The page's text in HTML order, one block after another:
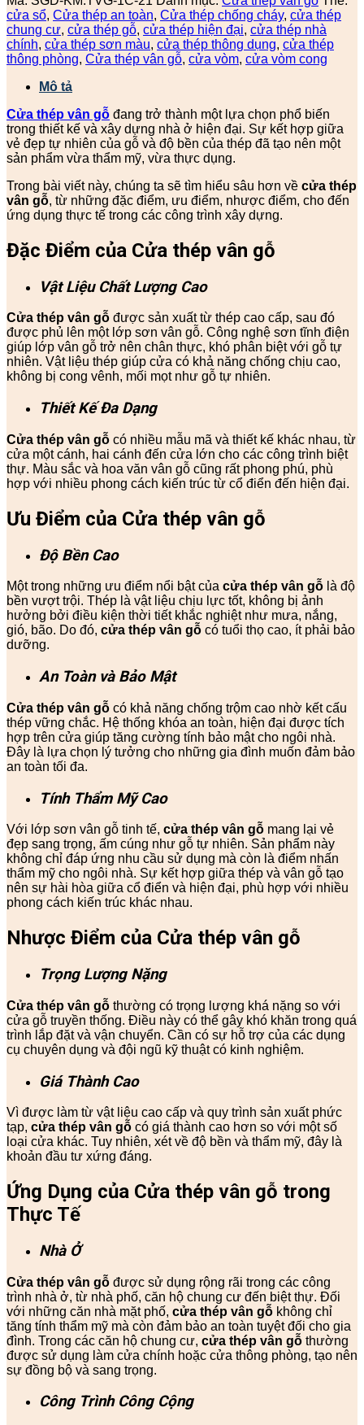
cửa sổ, Cửa thép an toàn, Cửa thép chống cháy, cửa thép
chung cư, cửa thép gỗ, cửa thép hiện đại, cửa thép nhà
chính, cửa thép sơn màu, cửa thép thông dụng, cửa thép
thông phòng, Cửa thép vân gỗ, cửa vòm, cửa vòm cong
Mô tả
Cửa thép vân gỗ đang trở thành một lựa chọn phổ biến
trong thiết kế và xây dựng nhà ở hiện đại. Sự kết hợp giữa
vẻ đẹp tự nhiên của gỗ và độ bền của thép đã tạo nên một
sản phẩm vừa thẩm mỹ, vừa thực dụng.
Trong bài viết này, chúng ta sẽ tìm hiểu sâu hơn về cửa thép
vân gỗ, từ những đặc điểm, ưu điểm, nhược điểm, cho đến
ứng dụng thực tế trong các công trình xây dựng.
Đặc Điểm của Cửa thép vân gỗ
Vật Liệu Chất Lượng Cao
Cửa thép vân gỗ được sản xuất từ thép cao cấp, sau đó
được phủ lên một lớp sơn vân gỗ. Công nghệ sơn tĩnh điện
giúp lớp vân gỗ trở nên chân thực, khó phân biệt với gỗ tự
nhiên. Vật liệu thép giúp cửa có khả năng chống chịu cao,
không bị cong vênh, mối mọt như gỗ tự nhiên.
Thiết Kế Đa Dạng
Cửa thép vân gỗ có nhiều mẫu mã và thiết kế khác nhau, từ
cửa một cánh, hai cánh đến cửa lớn cho các công trình biệt
thự. Màu sắc và hoa văn vân gỗ cũng rất phong phú, phù
hợp với nhiều phong cách kiến trúc từ cổ điển đến hiện đại.
Ưu Điểm của Cửa thép vân gỗ
Độ Bền Cao
Một trong những ưu điểm nổi bật của cửa thép vân gỗ là độ
bền vượt trội. Thép là vật liệu chịu lực tốt, không bị ảnh
hưởng bởi điều kiện thời tiết khắc nghiệt như mưa, nắng,
gió, bão. Do đó, cửa thép vân gỗ có tuổi thọ cao, ít phải bảo
dưỡng.
An Toàn và Bảo Mật
Cửa thép vân gỗ có khả năng chống trộm cao nhờ kết cấu
thép vững chắc. Hệ thống khóa an toàn, hiện đại được tích
hợp trên cửa giúp tăng cường tính bảo mật cho ngôi nhà.
Đây là lựa chọn lý tưởng cho những gia đình muốn đảm bảo
an toàn tối đa.
Tính Thẩm Mỹ Cao
Với lớp sơn vân gỗ tinh tế, cửa thép vân gỗ mang lại vẻ
đẹp sang trọng, ấm cúng như gỗ tự nhiên. Sản phẩm này
không chỉ đáp ứng nhu cầu sử dụng mà còn là điểm nhấn
thẩm mỹ cho ngôi nhà. Sự kết hợp giữa thép và vân gỗ tạo
nên sự hài hòa giữa cổ điển và hiện đại, phù hợp với nhiều
phong cách kiến trúc khác nhau.
Nhược Điểm của Cửa thép vân gỗ
Trọng Lượng Nặng
Cửa thép vân gỗ thường có trọng lượng khá nặng so với
cửa gỗ truyền thống. Điều này có thể gây khó khăn trong quá
trình lắp đặt và vận chuyển. Cần có sự hỗ trợ của các dụng
cụ chuyên dụng và đội ngũ kỹ thuật có kinh nghiệm.
Giá Thành Cao
Vì được làm từ vật liệu cao cấp và quy trình sản xuất phức
tạp, cửa thép vân gỗ có giá thành cao hơn so với một số
loại cửa khác. Tuy nhiên, xét về độ bền và thẩm mỹ, đây là
khoản đầu tư xứng đáng.
Ứng Dụng của Cửa thép vân gỗ trong
Thực Tế
Nhà Ở
Cửa thép vân gỗ được sử dụng rộng rãi trong các công
trình nhà ở, từ nhà phố, căn hộ chung cư đến biệt thự. Đối
với những căn nhà mặt phố, cửa thép vân gỗ không chỉ
tăng tính thẩm mỹ mà còn đảm bảo an toàn tuyệt đối cho gia
đình. Trong các căn hộ chung cư, cửa thép vân gỗ thường
được sử dụng làm cửa chính hoặc cửa thông phòng, tạo nên
sự đồng bộ và sang trọng.
Công Trình Công Cộng